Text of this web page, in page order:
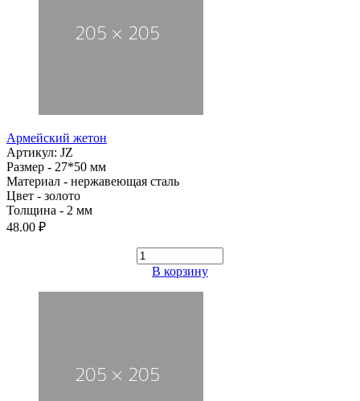
Армейский жетон
Артикул: JZ
Размер - 27*50 мм
Материал - нержавеющая сталь
Цвет - золото
Толщина - 2 мм
48.00 ₽
В корзину